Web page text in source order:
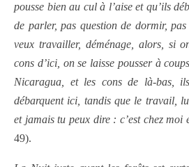
pousse bien au cul à l’aise et qu’ils
de parler, pas question de dormir,
veux travailler, déménage, alors, si
cons d’ici, on se laisse pousser à
Nicaragua, et les cons de là-bas,
débarquent ici, tandis que le travail,
et jamais tu peux dire : c’est chez
49).